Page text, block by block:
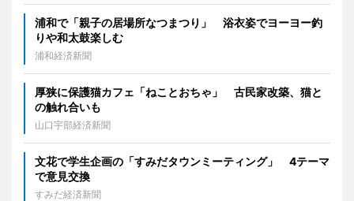
浦和で「親子の居場所なつまつり」 浴衣姿でヨーヨー釣
りや和太鼓楽しむ
浦和経済新聞
厚狭に保護猫カフェ「ねことおちゃ」 古民家改築、猫と
の触れ合いも
山口宇部経済新聞
文花で学生企画の「すみだタウンミーティング」 4テーマ
で意見交換
すみだ経済新聞